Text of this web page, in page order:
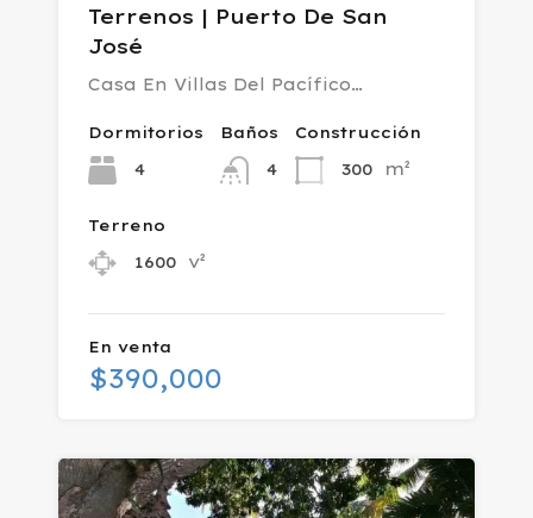
Terrenos | Puerto De San
José
Casa En Villas Del Pacífico…
Dormitorios
4
Baños
4
Construcción
300
m²
Terreno
1600
v²
En venta
$390,000